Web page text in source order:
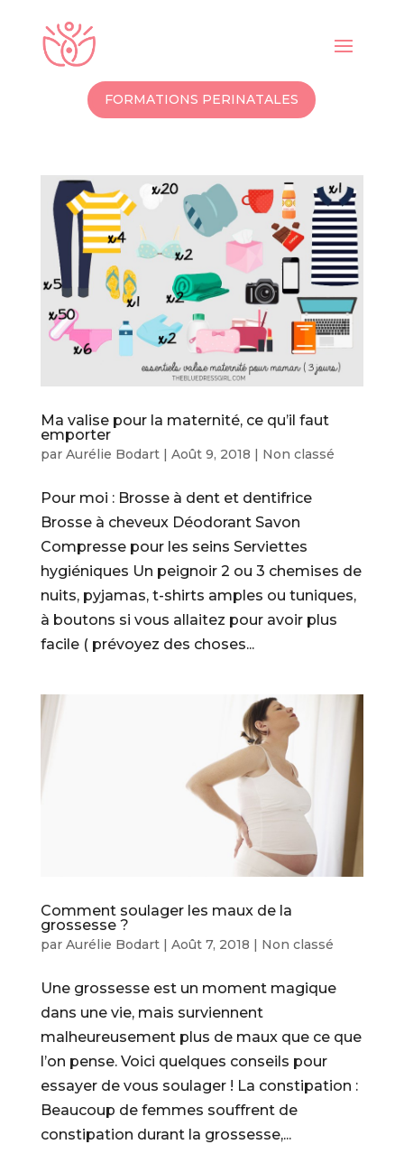
FORMATIONS PERINATALES
Ma valise pour la maternité, ce qu’il faut
emporter
par Aurélie Bodart| Août 9, 2018 | Non classé
Pour moi : Brosse à dent et dentifrice
Brosse à cheveux Déodorant Savon
Compresse pour les seins Serviettes
hygiéniques Un peignoir 2 ou 3 chemises de
nuits, pyjamas, t-shirts amples ou tuniques,
à boutons si vous allaitez pour avoir plus
facile ( prévoyez des choses...
Comment soulager les maux de la
grossesse ?
par Aurélie Bodart| Août 7, 2018 | Non classé
Une grossesse est un moment magique
dans une vie, mais surviennent
malheureusement plus de maux que ce que
l’on pense. Voici quelques conseils pour
essayer de vous soulager ! La constipation :
Beaucoup de femmes souffrent de
constipation durant la grossesse,...